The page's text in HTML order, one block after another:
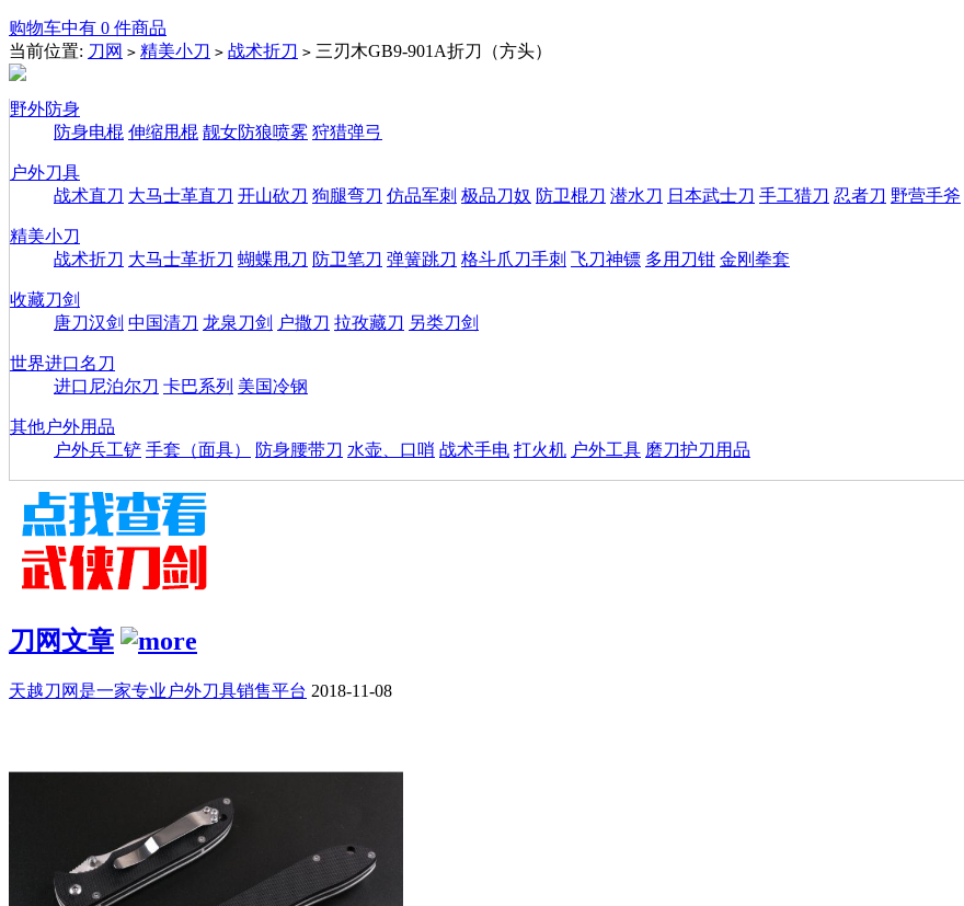
购物车中有 0 件商品
当前位置: 刀网 > 精美小刀 > 战术折刀 > 三刃木GB9-901A折刀（方头）
野外防身
防身电棍 伸缩甩棍 靓女防狼喷雾 狩猎弹弓
户外刀具
战术直刀 大马士革直刀 开山砍刀 狗腿弯刀 仿品军刺 极品刀奴 防卫棍刀 潜水刀 日本武士刀 手工猎刀 忍者刀 野营手斧
精美小刀
战术折刀 大马士革折刀 蝴蝶甩刀 防卫笔刀 弹簧跳刀 格斗爪刀手刺 飞刀神镖 多用刀钳 金刚拳套
收藏刀剑
唐刀汉剑 中国清刀 龙泉刀剑 户撒刀 拉孜藏刀 另类刀剑
世界进口名刀
进口尼泊尔刀 卡巴系列 美国冷钢
其他户外用品
户外兵工铲 手套（面具） 防身腰带刀 水壶、口哨 战术手电 打火机 户外工具 磨刀护刀用品
刀网文章
天越刀网是一家专业户外刀具销售平台 2018-11-08